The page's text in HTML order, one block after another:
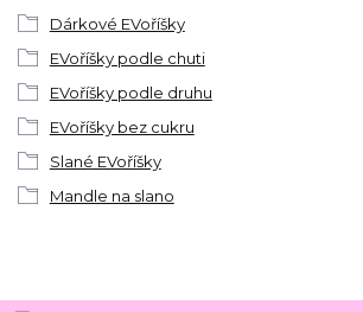
Dárkové EVoříšky
EVoříšky podle chuti
EVoříšky podle druhu
EVoříšky bez cukru
Slané EVoříšky
Mandle na slano